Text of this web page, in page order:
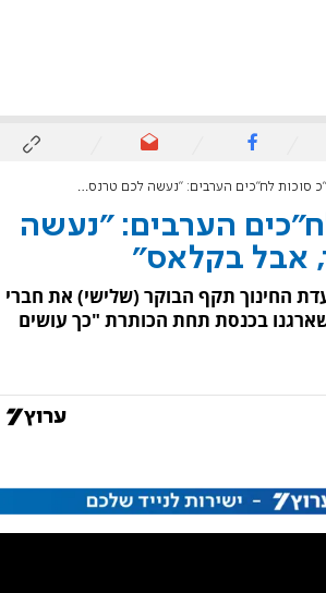
סוכות לח"כים הערבים: "נעשה לכם טרנספר, אבל בקלאס"
הערבים: "נעשה
אבל בקלאס"
החינוך תקף הבוקר (שלישי) את חברי
בכנסת תחת הכותרת "כך עושים